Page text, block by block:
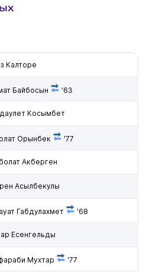
Калторе
Байбосын '63
Косымбет
Орынбек '77
Акберген
Асылбекулы
Габдулахмет '68
Есенгельды
Мухтар '77